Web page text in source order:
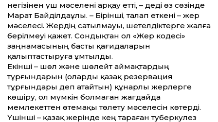
негізінен үш мәселені арқау етті, – деді өз сөзінде
Марат Байділдаұлы. – Бірінші, талап еткені – жер
мәселесі. Жердің сатылмауы, шетелдіктерге жалға
берілмеуі қажет. Сондықтан ол «Жер кодесі»
заңнамасының басты қағидаларын
қалыптастыруға ұмтылды.
Екінші – шөл және шөлейт аймақтардың
тұрғындарын (оларды қазақ резервация
тұрғындары деп атайтын) құнарлы жерлерге
көшіру, ол мүмкін болмаған жағдайда
мемлекеттен өтемақы төлету мәселесін көтерді.
Үшінші – қазақ жерінде кең тараған туберкулез